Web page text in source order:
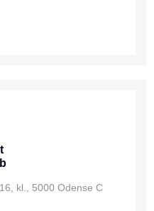
kl., 5000 Odense C